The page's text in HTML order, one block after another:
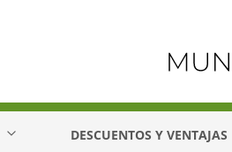
DESCUENTOS Y VENTAJAS